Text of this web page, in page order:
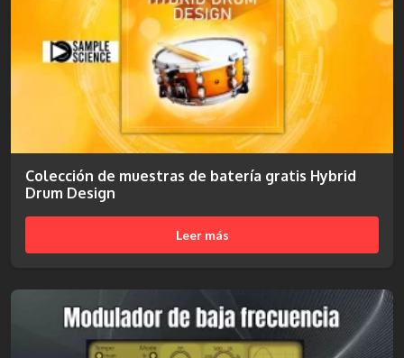
Colección de muestras de batería gratis Hybrid
Drum Design
Leer más